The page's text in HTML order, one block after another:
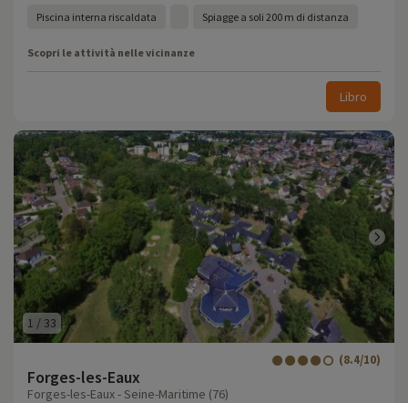
Piscina interna riscaldata Spiagge a soli 200 m di distanza
Scopri le attività nelle vicinanze
Libro
1 / 33
Forges-les-Eaux
(8.4/10)
Forges-les-Eaux - Seine-Maritime (76)